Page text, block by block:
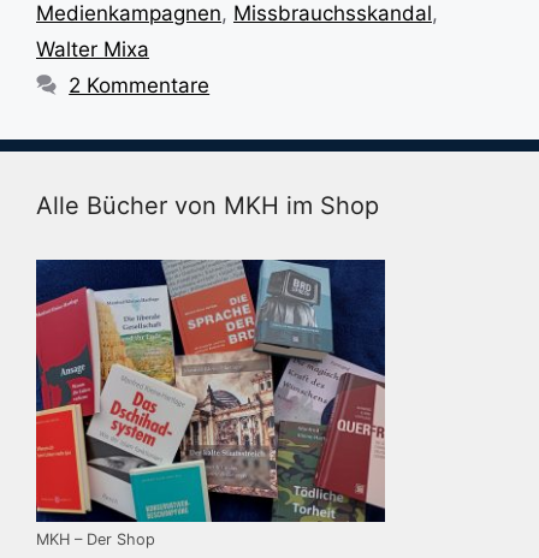
Medienkampagnen, Missbrauchsskandal,
Walter Mixa
2 Kommentare
Alle Bücher von MKH im Shop
MKH – Der Shop